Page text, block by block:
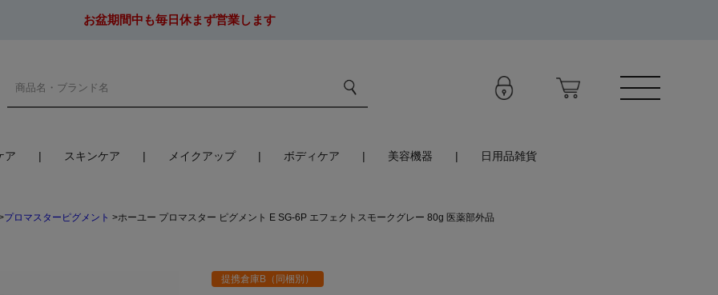
お盆期間中も毎日休まず営業します
ア スキンケア メイクアップ ボディケア 美容機器 日用品雑貨
プロマスターピグメント ホーユー プロマスター ピグメント E SG-6P エフェクトスモークグレー 80g 医薬部外品
提携倉庫B（同梱別）